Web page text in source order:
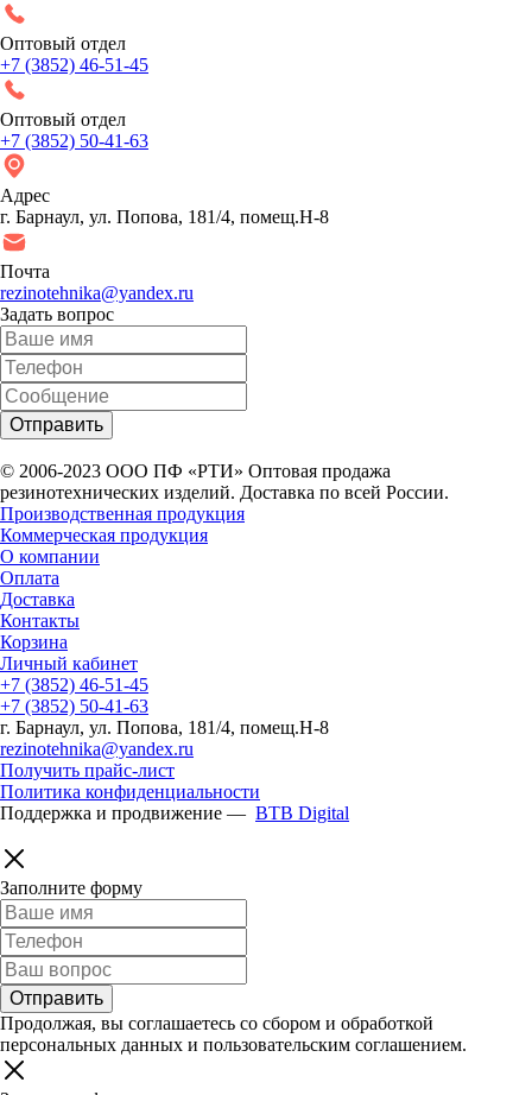
Оптовый отдел
+7 (3852) 46-51-45
Оптовый отдел
+7 (3852) 50-41-63
Адрес
г. Барнаул, ул. Попова, 181/4, помещ.Н-8
Почта
rezinotehnika@yandex.ru
Задать вопрос
© 2006-2023 ООО ПФ «РТИ» Оптовая продажа
резинотехнических изделий. Доставка по всей России.
Производственная продукция
Коммерческая продукция
О компании
Оплата
Доставка
Контакты
Корзина
Личный кабинет
+7 (3852) 46-51-45
+7 (3852) 50-41-63
г. Барнаул, ул. Попова, 181/4, помещ.Н-8
rezinotehnika@yandex.ru
Получить прайс-лист
Политика конфиденциальности
Поддержка и продвижение — BTB Digital
Заполните форму
Продолжая, вы соглашаетесь со сбором и обработкой
персональных данных и пользовательским соглашением.